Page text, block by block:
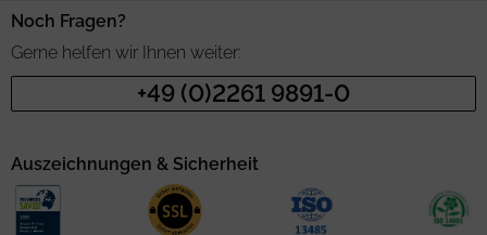
Noch Fragen?
Gerne helfen wir Ihnen weiter:
+49 (0)2261 9891-0
Auszeichnungen & Sicherheit